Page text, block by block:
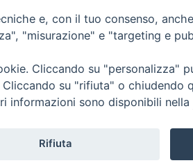
- Fax 0432.511.838 C.F.
e, con il tuo consenso,
"misurazione" e "targeting e
Cliccando su "personalizza"
su "rifiuta" o chiudendo
informazioni sono disponibili nella
Rifiuta